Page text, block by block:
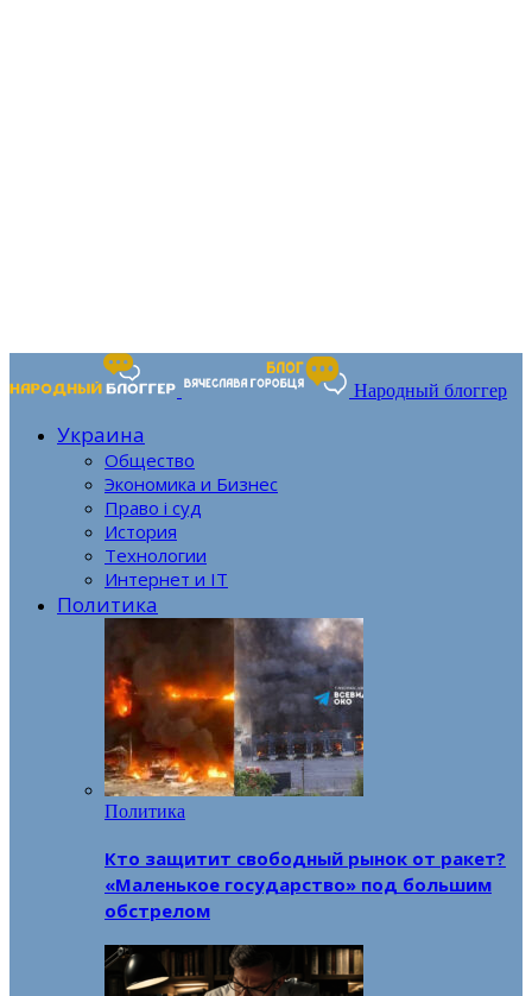
Народный блоггер
Украина
Общество
Экономика и Бизнес
Право і суд
История
Технологии
Интернет и IT
Политика
Политика
Кто защитит свободный рынок от ракет?
«Маленькое государство» под большим
обстрелом